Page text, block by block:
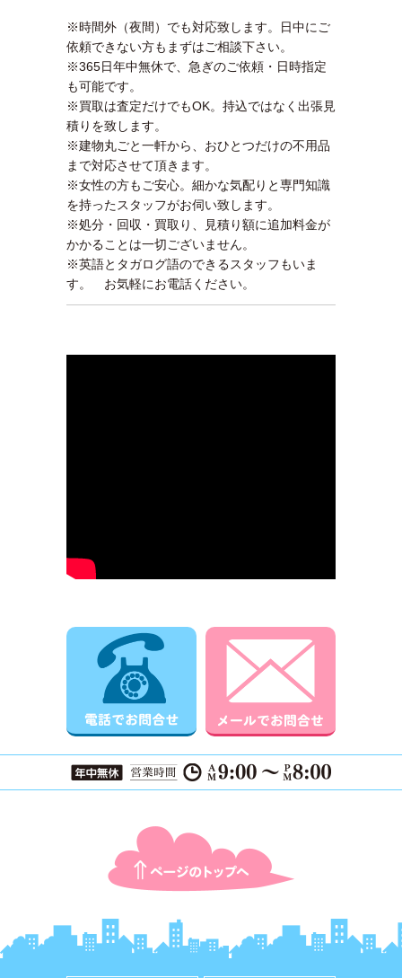
※時間外（夜間）でも対応致します。日中にご
依頼できない方もまずはご相談下さい。
※365日年中無休で、急ぎのご依頼・日時指定
も可能です。
※買取は査定だけでもOK。持込ではなく出張見
積りを致します。
※建物丸ごと一軒から、おひとつだけの不用品
まで対応させて頂きます。
※女性の方もご安心。細かな気配りと専門知識
を持ったスタッフがお伺い致します。
※処分・回収・買取り、見積り額に追加料金が
かかることは一切ございません。
※英語とタガログ語のできるスタッフもいま
す。 お気軽にお電話ください。
電話でお問合せ